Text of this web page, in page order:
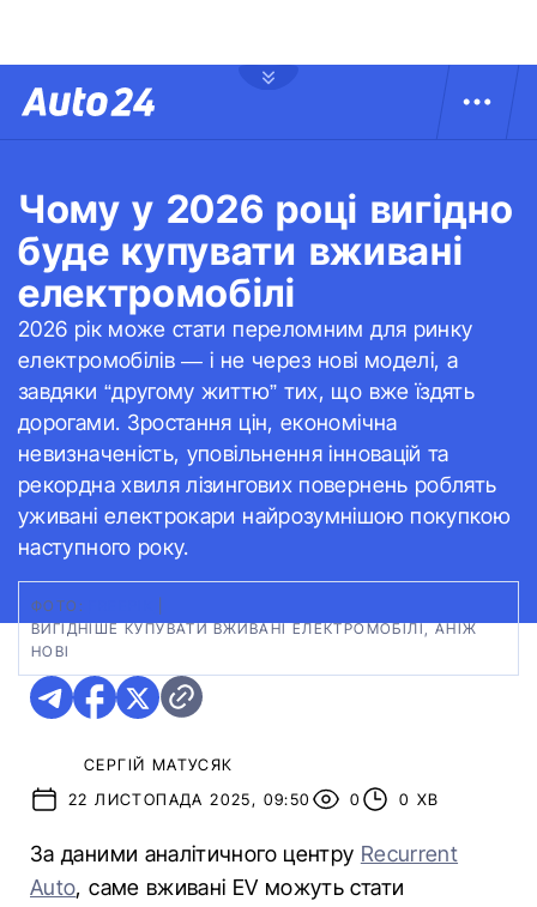
Чому у 2026 році вигідно
буде купувати вживані
електромобілі
2026 рік може стати переломним для ринку
електромобілів — і не через нові моделі, а
завдяки “другому життю” тих, що вже їздять
дорогами. Зростання цін, економічна
невизначеність, уповільнення інновацій та
рекордна хвиля лізингових повернень роблять
уживані електрокари найрозумнішою покупкою
наступного року.
ФОТО:
ВИГІДНІШЕ КУПУВАТИ ВЖИВАНІ ЕЛЕКТРОМОБІЛІ, АНІЖ
НОВІ
СЕРГІЙ МАТУСЯК
22 ЛИСТОПАДА 2025, 09:50
0 0 ХВ
За даними аналітичного центру Recurrent
Auto, саме вживані EV можуть стати